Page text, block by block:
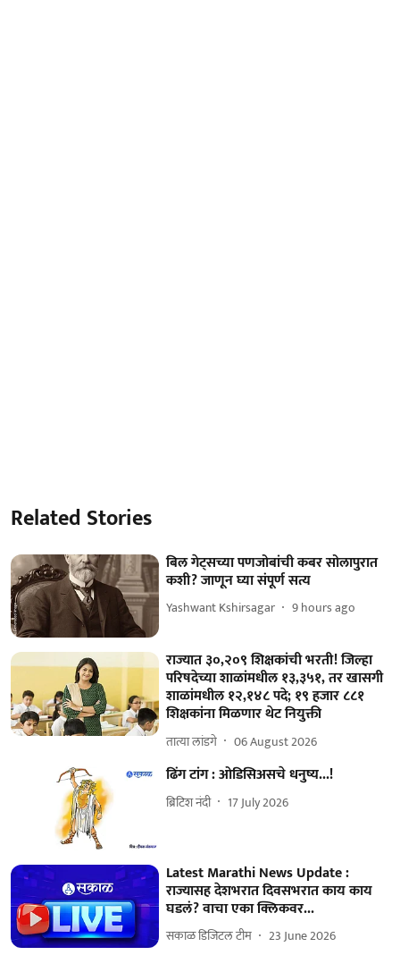
Related Stories
बिल गेट्सच्या पणजोबांची कबर सोलापुरात
कशी? जाणून घ्या संपूर्ण सत्य
Yashwant Kshirsagar 9 hours ago
राज्यात ३०,२०९ शिक्षकांची भरती! जिल्हा
परिषदेच्या शाळांमधील १३,३५१, तर खासगी
शाळांमधील १२,१४८ पदे; १९ हजार ८८१
शिक्षकांना मिळणार थेट नियुक्ती
तात्या लांडगे 06 August 2026
ढिंग टांग : ओडिसिअसचे धनुष्य...!
ब्रिटिश नंदी 17 July 2026
Latest Marathi News Update :
राज्यासह देशभरात दिवसभरात काय काय
घडलं? वाचा एका क्लिकवर...
सकाळ डिजिटल टीम 23 June 2026